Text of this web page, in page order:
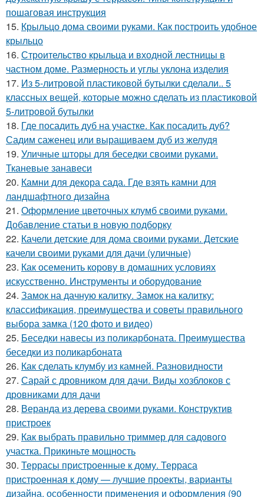
пошаговая инструкция
15. Крыльцо дома своими руками. Как построить удобное
крыльцо
16. Строительство крыльца и входной лестницы в
частном доме. Размерность и углы уклона изделия
17. Из 5-литровой пластиковой бутылки сделали.. 5
классных вещей, которые можно сделать из пластиковой
5-литровой бутылки
18. Где посадить дуб на участке. Как посадить дуб?
Садим саженец или выращиваем дуб из желудя
19. Уличные шторы для беседки своими руками.
Тканевые занавеси
20. Камни для декора сада. Где взять камни для
ландшафтного дизайна
21. Оформление цветочных клумб своими руками.
Добавление статьи в новую подборку
22. Качели детские для дома своими руками. Детские
качели своими руками для дачи (уличные)
23. Как осеменить корову в домашних условиях
искусственно. Инструменты и оборудование
24. Замок на дачную калитку. Замок на калитку:
классификация, преимущества и советы правильного
выбора замка (120 фото и видео)
25. Беседки навесы из поликарбоната. Преимущества
беседки из поликарбоната
26. Как сделать клумбу из камней. Разновидности
27. Сарай с дровником для дачи. Виды хозблоков с
дровниками для дачи
28. Веранда из дерева своими руками. Конструктив
пристроек
29. Как выбрать правильно триммер для садового
участка. Прикиньте мощность
30. Террасы пристроенные к дому. Терраса
пристроенная к дому — лучшие проекты, варианты
дизайна, особенности применения и оформления (90